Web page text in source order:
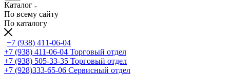
Каталог
По всему сайту
По каталогу
+7 (938) 411-06-04
+7 (938) 411-06-04 Торговый отдел
+7 (938) 505-33-35 Торговый отдел
+7 (928)333-65-06 Сервисный отдел